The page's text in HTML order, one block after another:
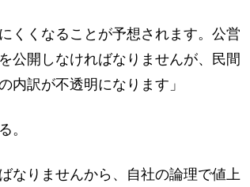
くくなることが予想されます。公営
公開しなければなりませんが、民間
内訳が不透明になります」
。
なりませんから、自社の論理で値上